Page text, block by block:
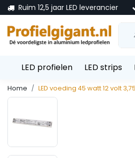
Ruim 12,5 jaar LED leverancier
LED profielen LED strips
Home LED voeding 45 watt 12 volt